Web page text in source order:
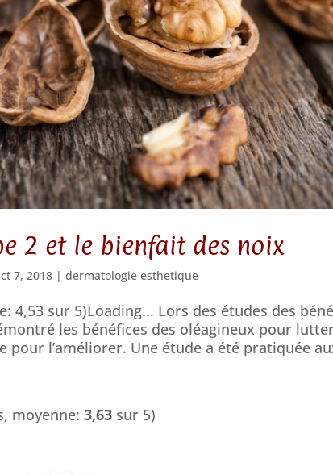
2 et le bienfait des noix
7, 2018 |dermatologie esthetique
4,53 sur 5)Loading... Lors des études des
les bénéfices des oléagineux pour
pour l’améliorer. Une étude a été pratiquée
moyenne:3,63 sur 5)